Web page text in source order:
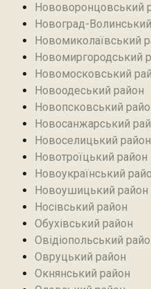
Нововоронцовський
Новоград-
Новомиколаївський
Новомиргородський
Новомосковський
Новоодеський район‎
Новопсковський
Новосанжарський
Новоселицький район
Новотроїцький район
Новоукраїнський
Новоушицький район
Носівський район
Обухівський район
Овідіопольський
Овруцький район‎
Окнянський район